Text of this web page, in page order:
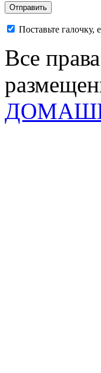
Поставьте галочку,
Все